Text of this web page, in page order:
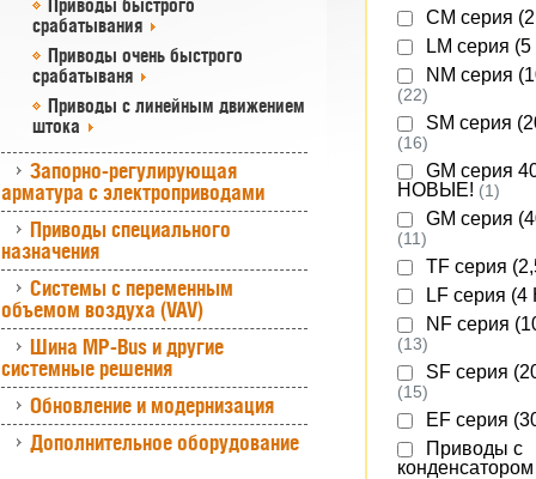
Приводы быстрого
срабатывания
Приводы очень быстрого
срабатываня
Приводы с линейным движением
штока
Запорно-регулирующая
арматура с электроприводами
Приводы специального
назначения
Системы с переменным
объемом воздуха (VAV)
Шина MP-Bus и другие
системные решения
Обновление и модернизация
Дополнительное оборудование
СM серия
LM серия
NM серия
(22)
SM серия
(16)
GM серия
НОВЫЕ! (1)
GM серия
(11)
TF серия
LF серия
NF серия
(13)
SF серия
(15)
EF серия
Приводы с